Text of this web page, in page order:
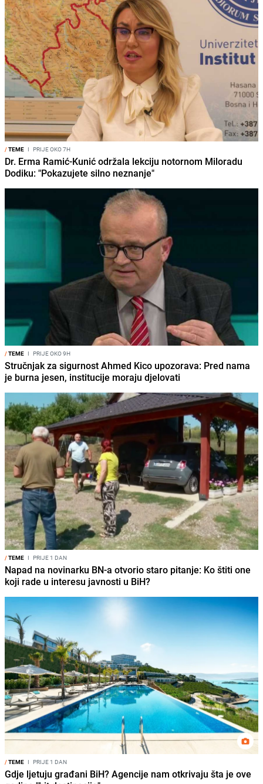
/TEME I PRIJE OKO 7H
Dr. Erma Ramić-Kunić održala lekciju notornom Miloradu
Dodiku: "Pokazujete silno neznanje"
/TEME I PRIJE OKO 9H
Stručnjak za sigurnost Ahmed Kico upozorava: Pred nama
je burna jesen, institucije moraju djelovati
/TEME I PRIJE 1 DAN
Napad na novinarku BN-a otvorio staro pitanje: Ko štiti one
koji rade u interesu javnosti u BiH?
/TEME I PRIJE 1 DAN
Gdje ljetuju građani BiH? Agencije nam otkrivaju šta je ove